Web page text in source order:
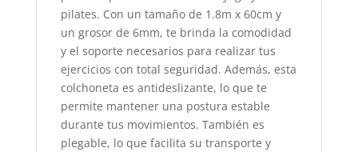
pilates. Con un tamaño de 1.8m x 60cm y
un grosor de 6mm, te brinda la comodidad
y el soporte necesarios para realizar tus
ejercicios con total seguridad. Además, esta
colchoneta es antideslizante, lo que te
permite mantener una postura estable
durante tus movimientos. También es
plegable, lo que facilita su transporte y